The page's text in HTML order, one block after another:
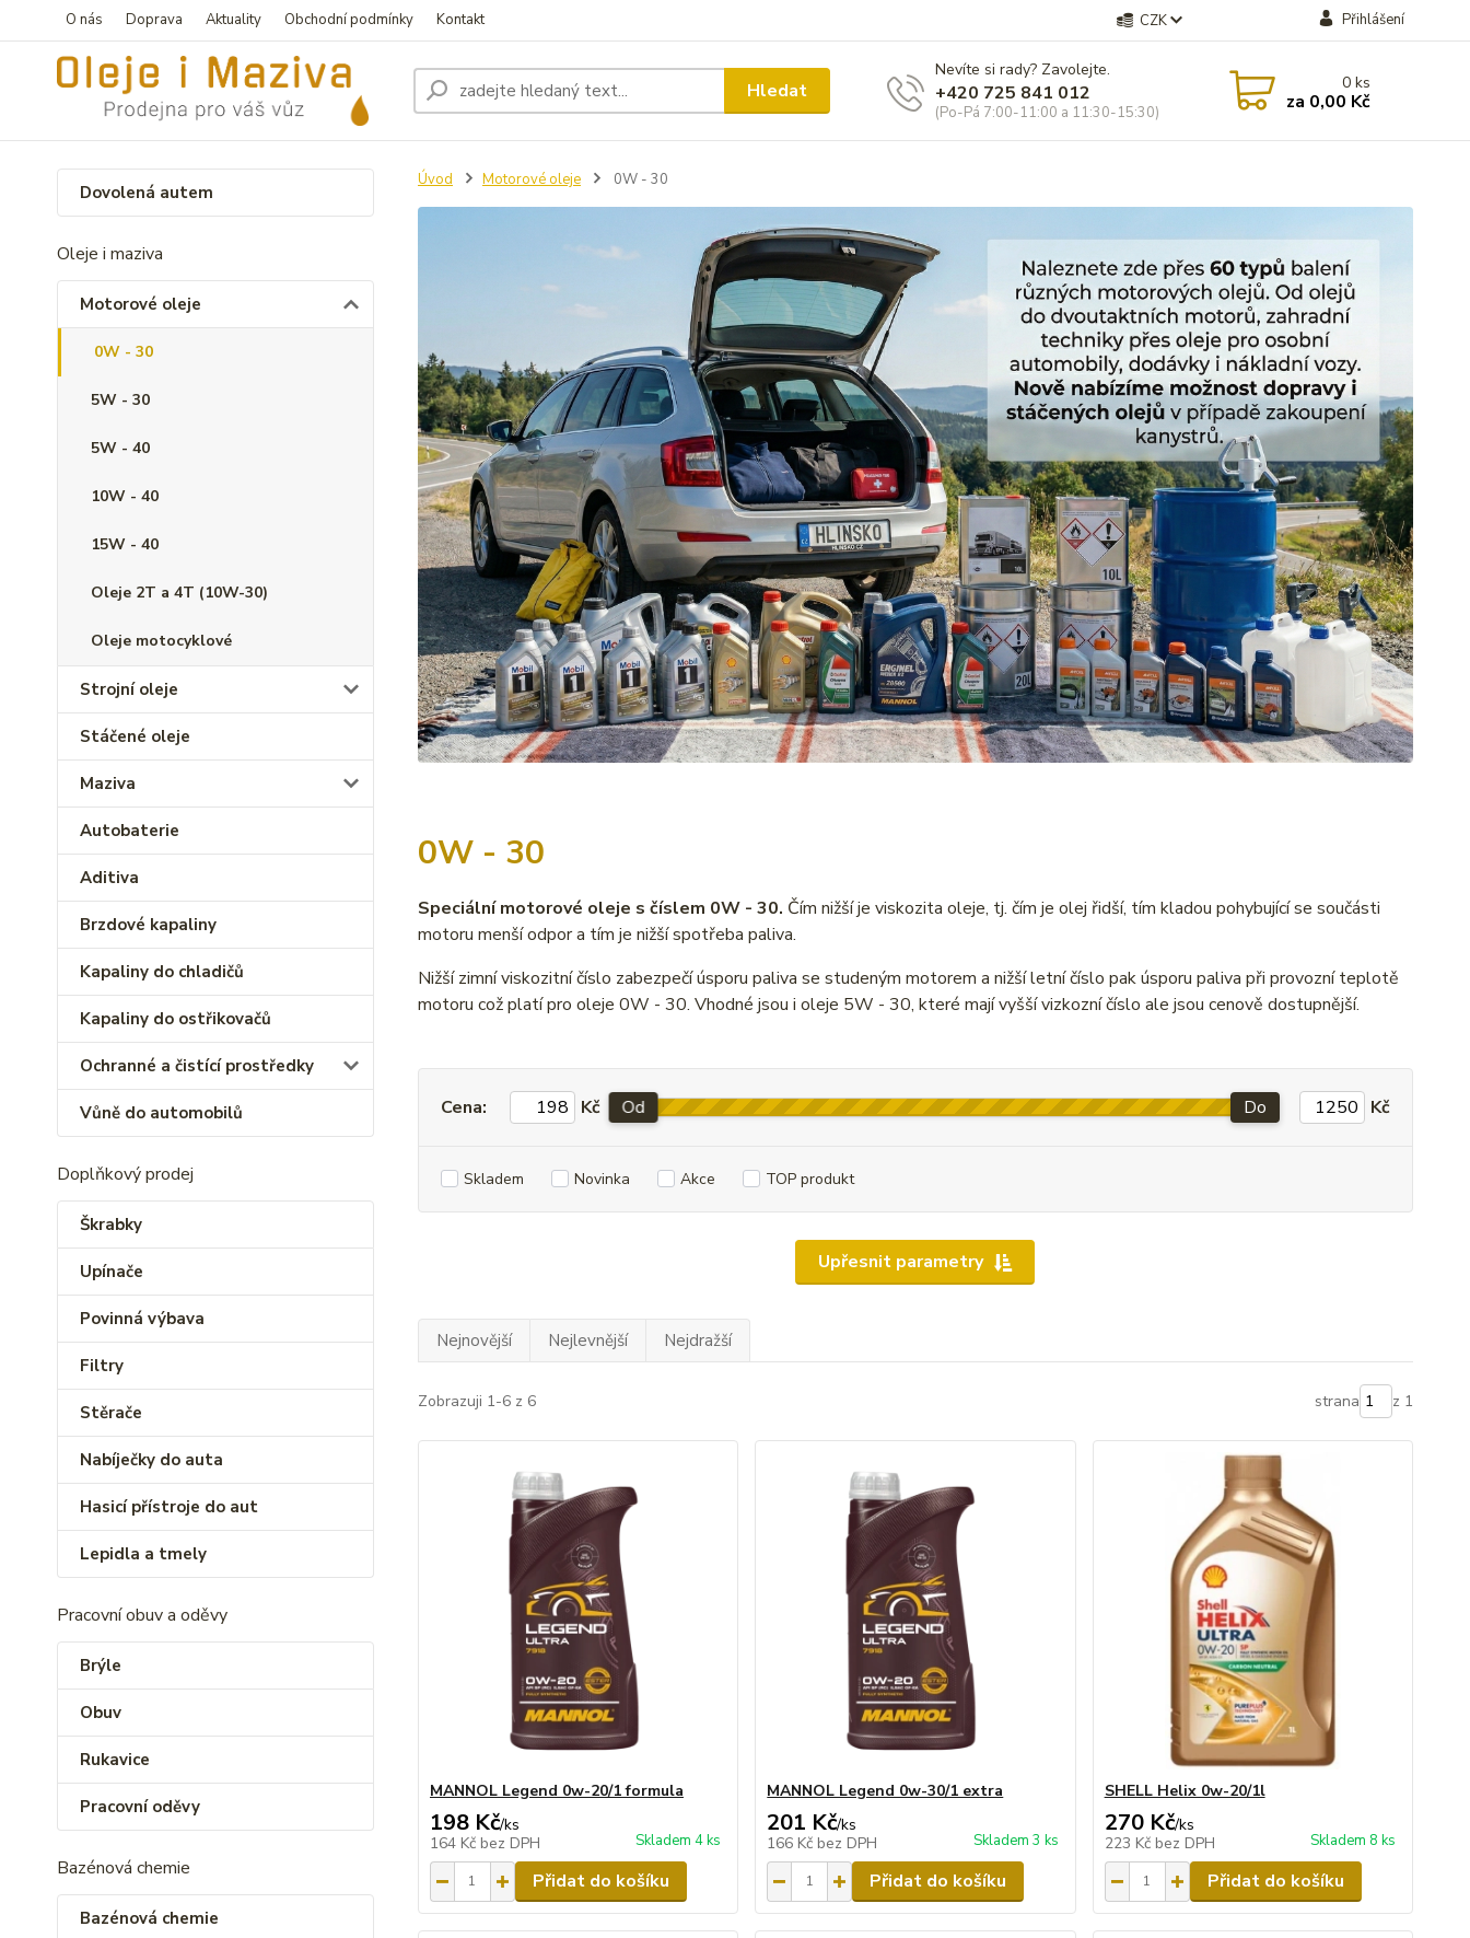
O nás Doprava Aktuality Obchodní podmínky Kontakt CZK Přihlášení
Hledat
Nevíte si rady? Zavolejte.
+420 725 841 012
(Po-Pá 7:00-11:00 a 11:30-15:30)
0ks
za 0,00 Kč
Dovolená autem
Oleje i maziva
Motorové oleje
0W - 30
5W - 30
5W - 40
10W - 40
15W - 40
Oleje 2T a 4T (10W-30)
Oleje motocyklové
Strojní oleje
Stáčené oleje
Maziva
Autobaterie
Aditiva
Brzdové kapaliny
Kapaliny do chladičů
Kapaliny do ostřikovačů
Ochranné a čistící prostředky
Vůně do automobilů
Doplňkový prodej
Škrabky
Upínače
Povinná výbava
Filtry
Stěrače
Nabíječky do auta
Hasicí přístroje do aut
Lepidla a tmely
Pracovní obuv a oděvy
Brýle
Obuv
Rukavice
Pracovní oděvy
Bazénová chemie
Bazénová chemie
Úvod Motorové oleje 0W - 30
0W - 30
Speciální motorové oleje s číslem 0W - 30. Čím nižší je viskozita oleje, tj. čím je olej řidší, tím kladou pohybující se součásti
motoru menší odpor a tím je nižší spotřeba paliva.
Nižší zimní viskozitní číslo zabezpečí úsporu paliva se studeným motorem a nižší letní číslo pak úsporu paliva při provozní teplotě
motoru což platí pro oleje 0W - 30. Vhodné jsou i oleje 5W - 30, které mají vyšší vizkozní číslo ale jsou cenově dostupnější.
Upřesnit parametry
Cena: Kč Od Do Kč
Skladem Novinka Akce TOP produkt
Nejnovější Nejlevnější Nejdražší
Zobrazuji 1-6 z 6 strana z 1
MANNOL Legend 0w-20/1 formula
198 Kč/ks
164 Kč bez DPH Skladem 4 ks
Přidat do košíku
MANNOL Legend 0w-30/1 extra
201 Kč/ks
166 Kč bez DPH Skladem 3 ks
Přidat do košíku
SHELL Helix 0w-20/1l
270 Kč/ks
223 Kč bez DPH Skladem 8 ks
Přidat do košíku